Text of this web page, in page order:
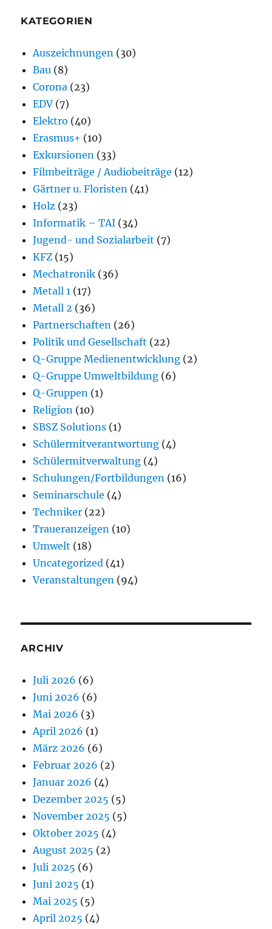
KATEGORIEN
Auszeichnungen (30)
Bau (8)
Corona (23)
EDV (7)
Elektro (40)
Erasmus+ (10)
Exkursionen (33)
Filmbeiträge / Audiobeiträge (12)
Gärtner u. Floristen (41)
Holz (23)
Informatik – TAI (34)
Jugend- und Sozialarbeit (7)
KFZ (15)
Mechatronik (36)
Metall 1 (17)
Metall 2 (36)
Partnerschaften (26)
Politik und Gesellschaft (22)
Q-Gruppe Medienentwicklung (2)
Q-Gruppe Umweltbildung (6)
Q-Gruppen (1)
Religion (10)
SBSZ Solutions (1)
Schülermitverantwortung (4)
Schülermitverwaltung (4)
Schulungen/Fortbildungen (16)
Seminarschule (4)
Techniker (22)
Traueranzeigen (10)
Umwelt (18)
Uncategorized (41)
Veranstaltungen (94)
ARCHIV
Juli 2026 (6)
Juni 2026 (6)
Mai 2026 (3)
April 2026 (1)
März 2026 (6)
Februar 2026 (2)
Januar 2026 (4)
Dezember 2025 (5)
November 2025 (5)
Oktober 2025 (4)
August 2025 (2)
Juli 2025 (6)
Juni 2025 (1)
Mai 2025 (5)
April 2025 (4)